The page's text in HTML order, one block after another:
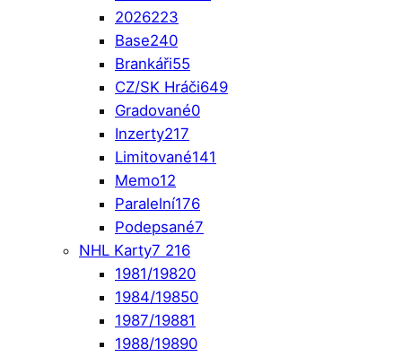
2026223
Base240
Brankáři55
CZ/SK Hráči649
Gradované0
Inzerty217
Limitované141
Memo12
Paralelní176
Podepsané7
NHL Karty7 216
1981/19820
1984/19850
1987/19881
1988/19890